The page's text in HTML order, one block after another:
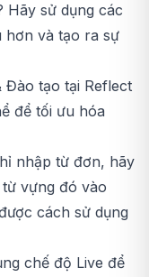
Hãy sử dụng các
hơn và tạo ra sự
Đào tạo tại Reflect
để tối ưu hóa
nhập từ đơn, hãy
vựng đó vào
cách sử dụng
chế độ Live để